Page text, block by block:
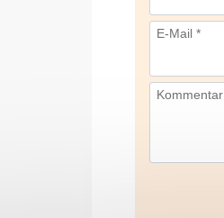
E-Mail *
Kommentar